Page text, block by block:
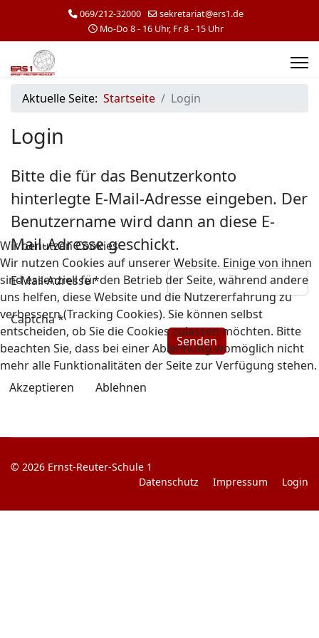
069/212-32000
sekretariat@ers1.de
Mo-Do 8 - 16 Uhr, Fr 8 - 15 Uhr
Aktuelle Seite: Startseite Login
Login
Bitte die für das Benutzerkonto
hinterlegte E-Mail-Adresse eingeben. Der
Benutzername wird dann an diese E-
Mail-Adresse geschickt.
E-Mail-Adresse*
Captcha*
Senden
© 2026 Ernst-Reuter-Schule 1
Datenschutz
Impressum Login
Wir benutzen Cookies
Wir nutzen Cookies auf unserer Website. Einige von ihnen
sind essenziell für den Betrieb der Seite, während andere
uns helfen, diese Website und die Nutzererfahrung zu
verbessern (Tracking Cookies). Sie können selbst
entscheiden, ob Sie die Cookies zulassen möchten. Bitte
beachten Sie, dass bei einer Ablehnung womöglich nicht
mehr alle Funktionalitäten der Seite zur Verfügung stehen.
Akzeptieren
Ablehnen